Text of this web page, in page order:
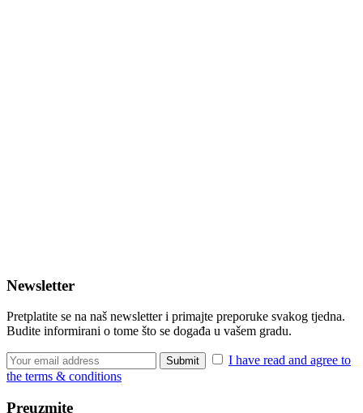
Newsletter
Pretplatite se na naš newsletter i primajte preporuke svakog tjedna.
Budite informirani o tome što se događa u vašem gradu.
I have read and agree to
the terms & conditions
Preuzmite